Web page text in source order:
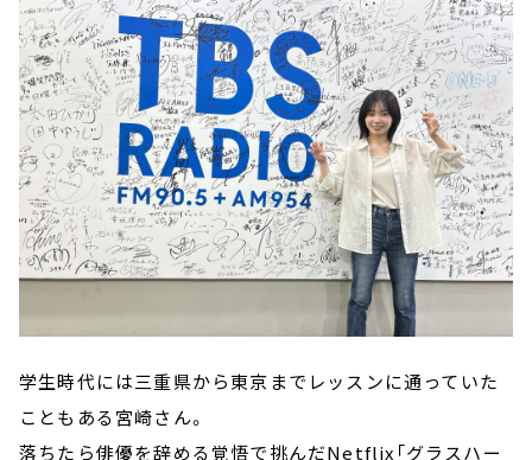
学生時代には三重県から東京までレッスンに通っていた
こともある宮崎さん。
落ちたら俳優を辞める覚悟で挑んだNetflix「グラスハー